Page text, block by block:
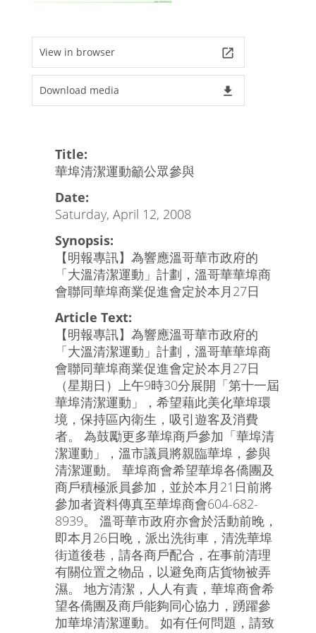
View in browser launch
Download media file_download
Title:
華埠清潔運動籲公眾參與
Date:
Saturday, April 12, 2008
Synopsis:
【明報專訊】為響應溫哥華市政府的
「大溫清潔運動」計劃，溫哥華華埠商
會聯同華埠商業促進會定於本月27日
Article Text:
【明報專訊】為響應溫哥華市政府的
「大溫清潔運動」計劃，溫哥華華埠商
會聯同華埠商業促進會定於本月27日
（星期日）上午9時30分展開「第十一屆
華埠清潔運動」，希望藉此美化華埠環
境，保持區內衛生，吸引遊客及消費
者。 為鼓勵更多華埠商戶參加「華埠清
潔運動」，溫市議員將親臨華埠，參與
清潔運動。 華埠商會希望華埠各僑團及
商戶積極派員參加，並於本月21日前將
參加者資料傳真至華埠商會604-682-
8939。 溫哥華市政府亦會於活動前晚，
即本月26日晚，派出洗街車，清洗華埠
街道後巷，請各商戶配合，在事前清理
有關位置之物品，以避免商店貨物被弄
濕。 地方清潔，人人有責，華埠商會希
望各僑團及商戶能夠同心協力，踴躍參
加華埠清潔運動。 如有任何問題，請致